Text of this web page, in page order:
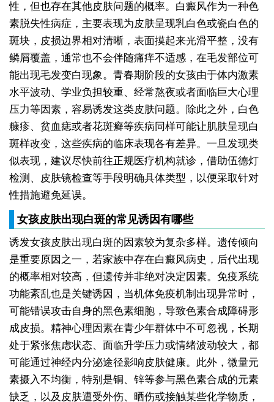
性，但也存在其他皮肤问题的概率。白癜风作为一种色
素脱失性病症，主要表现为皮肤呈现乳白色或瓷白色的
斑块，皮损边界相对清晰，表面摸起来光滑平整，没有
鳞屑覆盖，通常也不会伴随痛痒不适感，在毛发部位可
能出现毛发变白现象。青春期阶段的女孩由于体内激素
水平波动、学业负担较重、经常熬夜或者面临巨大心理
压力等因素，容易诱发这类皮肤问题。除此之外，白色
糠疹、贫血痣或者花斑癣等疾病同样可能让肌肤呈现白
斑样改变，这些疾病的临床表现各有差异。一旦发现类
似表现，建议尽快前往正规医疗机构就诊，借助伍德灯
检测、皮肤镜检查等手段明确具体类型，以便采取针对
性措施避免延误。
女孩皮肤出现白斑的常见诱因有哪些
诱发女孩皮肤出现白斑的因素较为复杂多样。遗传倾向
是重要原因之一，若家族中存在白癜风病史，后代出现
的概率相对较高，但遗传并非绝对决定因素。免疫系统
功能紊乱也是关键诱因，当机体免疫机制出现异常时，
可能错误攻击自身的黑色素细胞，导致色素合成障碍形
成皮损。精神心理因素在青少年群体中不可忽视，长期
处于紧张焦虑状态、面临升学压力或情绪波动较大，都
可能通过神经内分泌途径影响皮肤健康。此外，微量元
素摄入不均衡，特别是铜、锌等参与黑色素合成的元素
缺乏，以及皮肤遭受外伤、晒伤或接触某些化学物质，